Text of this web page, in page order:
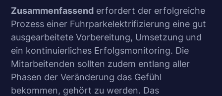
Zusammenfassend erfordert der erfolgreiche
Prozess einer Fuhrparkelektrifizierung eine gut
ausgearbeitete Vorbereitung, Umsetzung und
ein kontinuierliches Erfolgsmonitoring. Die
Mitarbeitenden sollten zudem entlang aller
Phasen der Veränderung das Gefühl
bekommen, gehört zu werden. Das